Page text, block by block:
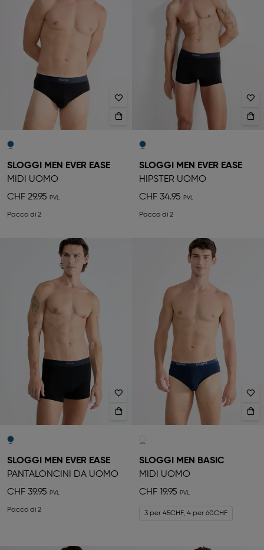
SLOGGI MEN EVER EASE
MIDI UOMO
CHF 29.95
Pacco di 2
SLOGGI MEN EVER EASE
HIPSTER UOMO
CHF 34.95
Pacco di 2
SLOGGI MEN EVER EASE
PANTALONCINI DA UOMO
CHF 39.95
Pacco di 2
SLOGGI MEN BASIC
MIDI UOMO
CHF 19.95
3 per 45CHF, 4 per 60CHF